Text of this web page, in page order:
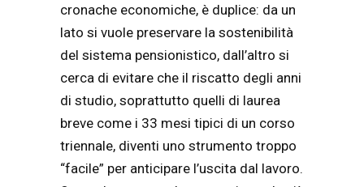
cronache economiche, è duplice: da un
lato si vuole preservare la sostenibilità
del sistema pensionistico, dall’altro si
cerca di evitare che il riscatto degli anni
di studio, soprattutto quelli di laurea
breve come i 33 mesi tipici di un corso
triennale, diventi uno strumento troppo
“facile” per anticipare l’uscita dal lavoro.